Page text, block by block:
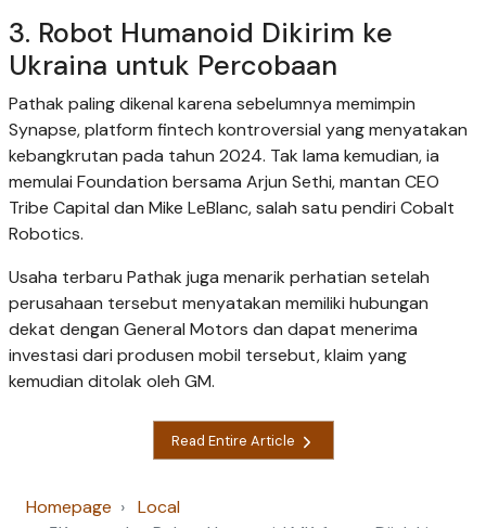
3. Robot Humanoid Dikirim ke
Ukraina untuk Percobaan
Pathak paling dikenal karena sebelumnya memimpin
Synapse, platform fintech kontroversial yang menyatakan
kebangkrutan pada tahun 2024. Tak lama kemudian, ia
memulai Foundation bersama Arjun Sethi, mantan CEO
Tribe Capital dan Mike LeBlanc, salah satu pendiri Cobalt
Robotics.
Usaha terbaru Pathak juga menarik perhatian setelah
perusahaan tersebut menyatakan memiliki hubungan
dekat dengan General Motors dan dapat menerima
investasi dari produsen mobil tersebut, klaim yang
kemudian ditolak oleh GM.
Read Entire Article
Homepage
Local